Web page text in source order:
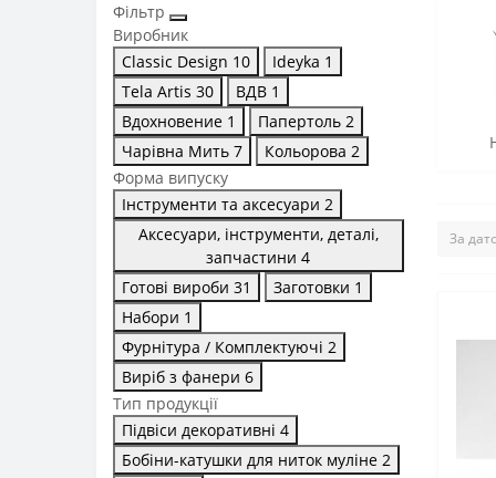
Фільтр
Виробник
Classic Design 10 Ideyka 1
Tela Artis 30 ВДВ 1
Вдохновение 1 Папертоль 2
Чарівна Мить 7 Кольорова 2
Форма випуску
Інструменти та аксесуари 2
Аксесуари, інструменти, деталі,
запчастини 4
Готові вироби 31 Заготовки 1
Набори 1
Фурнітура / Комплектуючі 2
Виріб з фанери 6
Тип продукції
Підвіси декоративні 4
Бобіни-катушки для ниток муліне 2